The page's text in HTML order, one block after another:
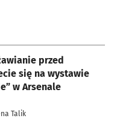
przed
się na wystawie
w Arsenale
Talik